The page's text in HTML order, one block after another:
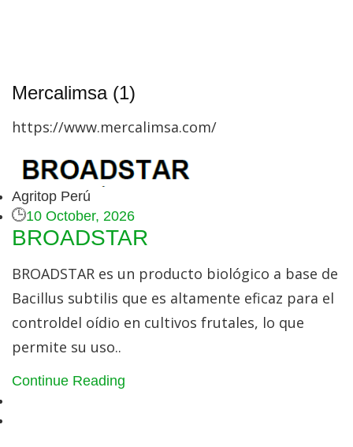
Mercalimsa (1)
https://www.mercalimsa.com/
Agritop Perú
10 October, 2026
BROADSTAR
BROADSTAR es un producto biológico a base de
Bacillus subtilis que es altamente eficaz para el
controldel oídio en cultivos frutales, lo que
permite su uso..
Continue Reading